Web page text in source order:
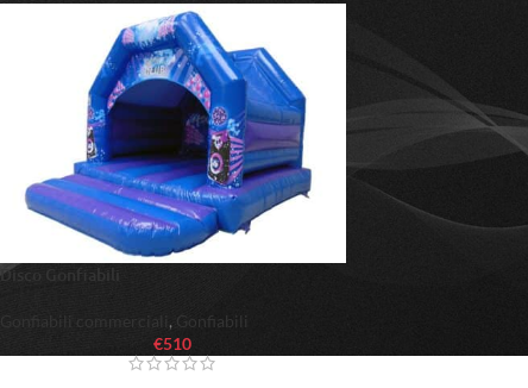
Disco Gonfiabili
Gonfiabili commerciali , Gonfiabili
€510